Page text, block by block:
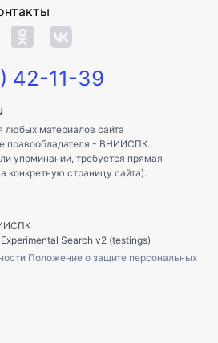
42-11-39
любых материалов сайта
правообладателя - ВНИИСПК.
упоминании, требуется прямая
конкретную страницу сайта).
Experimental Search v2 (testings)
Положение о защите персональных